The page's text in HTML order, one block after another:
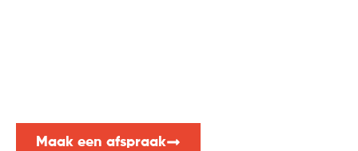
Maak een afspraak